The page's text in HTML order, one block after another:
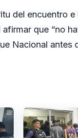
del encuentro
que “no
Nacional antes